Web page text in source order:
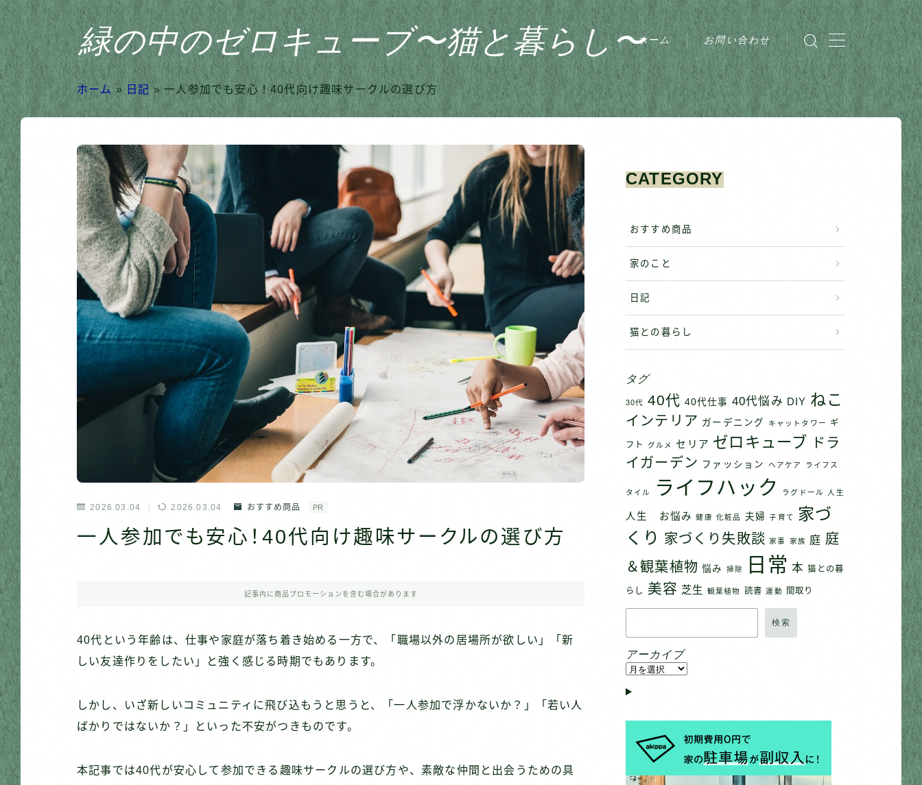
緑の中のゼロキューブ〜猫と暮らし〜ホーム お問い合わせ
おすすめ商品
家のこと
日記
猫との暮らし
ホーム » 日記 » 一人参加でも安心！40代向け趣味サークルの選び方
2026.03.04 2026.03.04 おすすめ商品 PR
一人参加でも安心！40代向け趣味サークルの選び方
記事内に商品プロモーションを含む場合があります
40代という年齢は、仕事や家庭が落ち着き始める一方で、「職場以外の居場所が欲しい」「新
しい友達作りをしたい」と強く感じる時期でもあります。
しかし、いざ新しいコミュニティに飛び込もうと思うと、「一人参加で浮かないか？」「若い人
ばかりではないか？」といった不安がつきものです。
本記事では40代が安心して参加できる趣味サークルの選び方や、素敵な仲間と出会うための具
CATEGORY
おすすめ商品
家のこと
日記
猫との暮らし
タグ
30代 40代 40代仕事 40代悩み DIY ねこ
インテリア ガーデニング キャットタワー ギ
フト グルメ セリア ゼロキューブ
ドラ
イガーデン ファッション ヘアケア ライフス
タイル ライフハック ラグドール 人生
人生 お悩み 健康 化粧品 夫婦 子育て
家づ
くり 家づくり失敗談 家事 家族 庭 庭
＆観葉植物 悩み 掃除 日常 本 猫との暮
らし 美容 芝生 観葉植物 読書 運動 間取り
検索
アーカイブ
ア
ー
イ